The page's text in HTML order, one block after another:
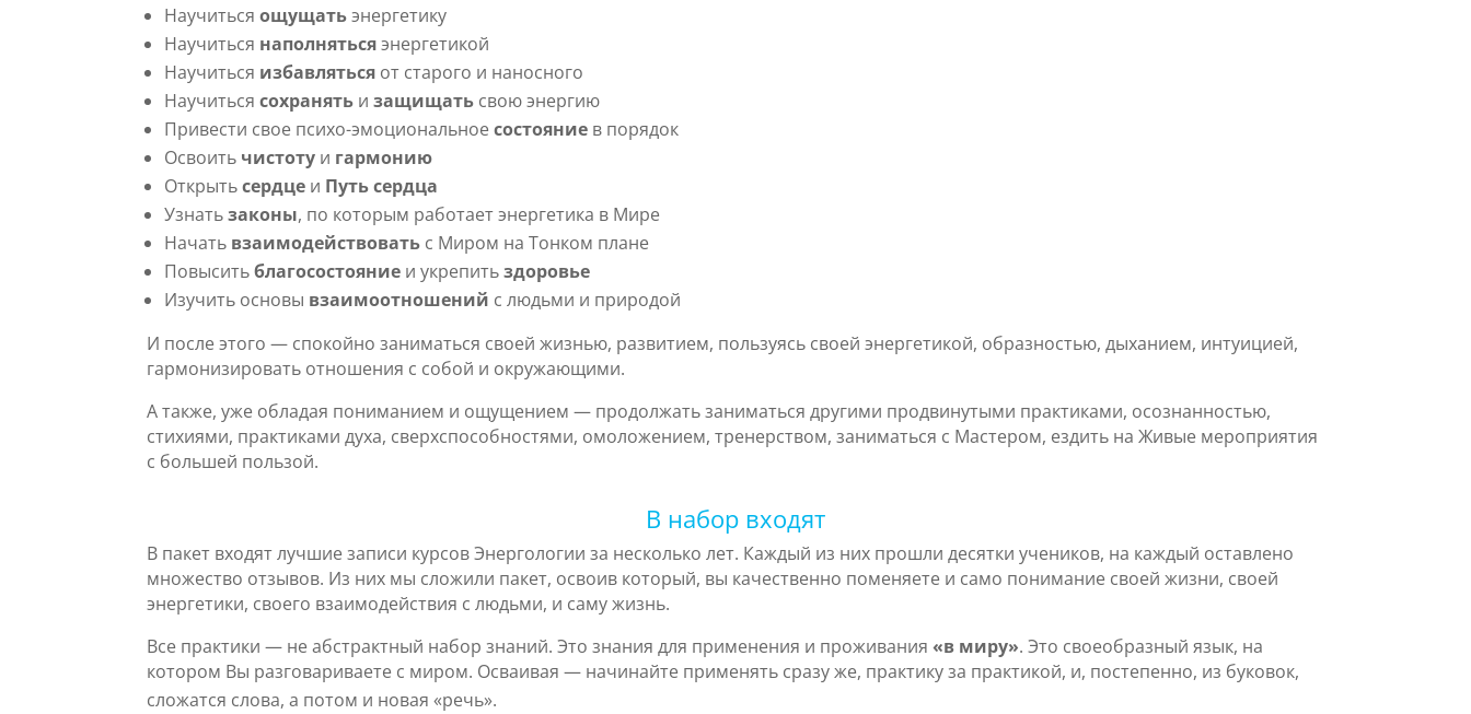
Научитьсяощущатьэнергетику
Научиться наполнятьсяэнергетикой
Научиться избавляться от старого и наносного
Научитьсясохранять изащищать свою энергию
Привести свое психо-эмоциональноесостояние в порядок
Освоить чистоту и гармонию
Открытьсердце и Путь сердца
Узнатьзаконы, по которым работает энергетика в Мире
Начать взаимодействовать с Миром на Тонком плане
Повыситьблагосостояние и укрепитьздоровье
Изучить основы взаимоотношений с людьми и природой
И после этого — спокойно заниматься своей жизнью, развитием, пользуясь своей энергетикой, образностью, дыханием, интуицией,
гармонизировать отношения с собой и окружающими.
А также, уже обладая пониманием и ощущением — продолжать заниматься другими продвинутыми практиками, осознанностью,
стихиями, практиками духа, сверхспособностями, омоложением, тренерством, заниматься с Мастером, ездить на Живые мероприятия
с большей пользой.
В набор входят
В пакет входят лучшие записи курсов Энергологии за несколько лет. Каждый из них прошли десятки учеников, на каждый оставлено
множество отзывов. Из них мы сложили пакет, освоив который, вы качественно поменяете и само понимание своей жизни, своей
энергетики, своего взаимодействия с людьми, и саму жизнь.
Все практики — не абстрактный набор знаний. Это знания для применения и проживания«в миру». Это своеобразный язык, на
котором Вы разговариваете с миром. Осваивая — начинайте применять сразу же, практику за практикой, и, постепенно, из буковок,
сложатся слова, а потом и новая «речь».